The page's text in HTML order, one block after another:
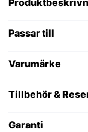
Passar till
Varumärke
Tillbehör &
Garanti